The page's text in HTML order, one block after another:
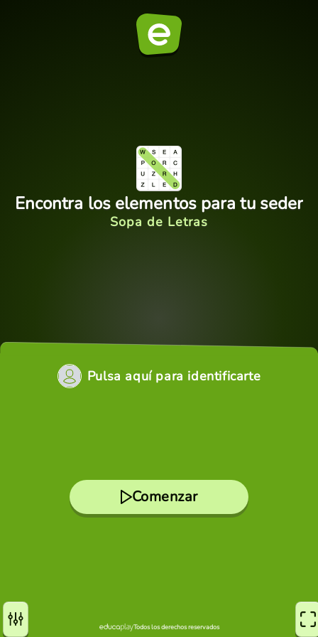
Encontra los elementos para tu seder
Sopa de Letras
Pulsa aquí para identificarte
Comenzar
Todos los derechos reservados